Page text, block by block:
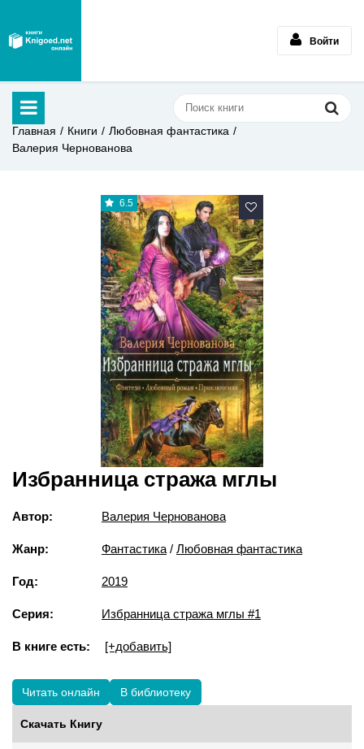
Войти
Главная Книги
Любовная фантастика
Валерия Чернованова
6.5
Избранница стража мглы
Автор: Валерия Чернованова
Жанр: Фантастика / Любовная фантастика
Год: 2019
Серия: Избранница стража мглы #1
В книге есть: [+добавить]
Читать онлайн В библиотеку
Скачать Книгу